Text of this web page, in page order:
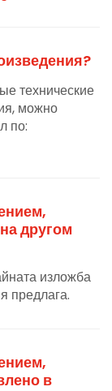
технические
можно
по:
другом
изложба
предлага.
в